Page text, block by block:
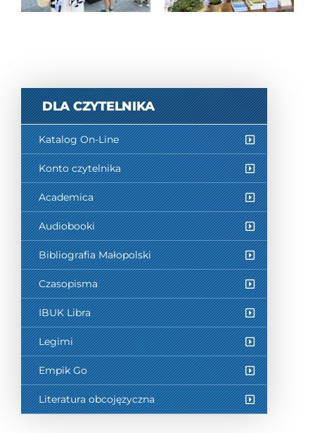
Piotrem
DLA CZYTELNIKA
Katalog On-Line
Konto czytelnika
Academica
Audiobooki
Bibliografia Małopolski
Czasopisma
IBUK Libra
Legimi
Empik Go
Literatura obcojęzyczna